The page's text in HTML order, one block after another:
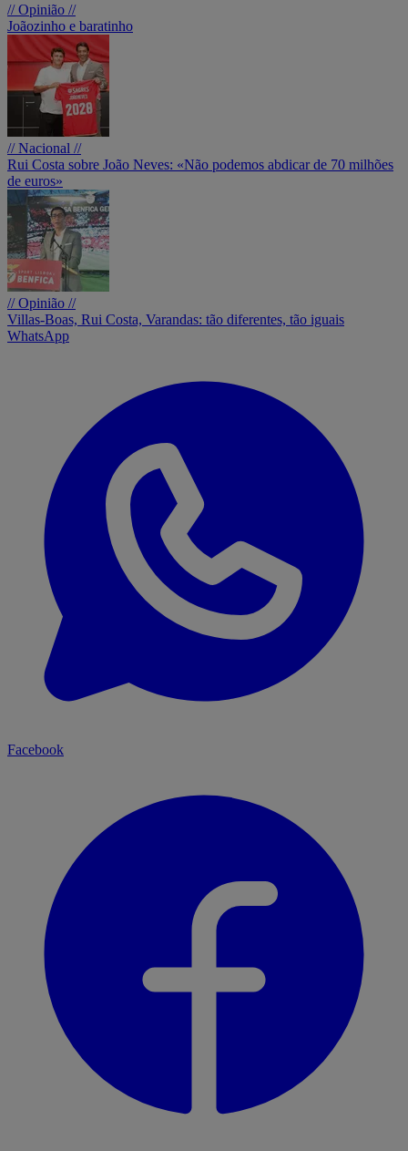
// Opinião //
Joãozinho e baratinho
// Nacional //
Rui Costa sobre João Neves: «Não podemos abdicar de 70 milhões
de euros»
// Opinião //
Villas-Boas, Rui Costa, Varandas: tão diferentes, tão iguais
WhatsApp
Facebook